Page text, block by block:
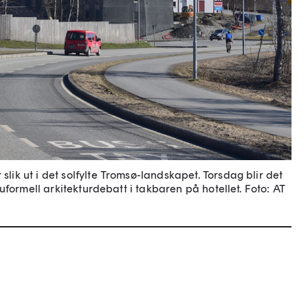
ut i det solfylte Tromsø-landskapet. Torsdag blir det
arkitekturdebatt i takbaren på hotellet. Foto: AT